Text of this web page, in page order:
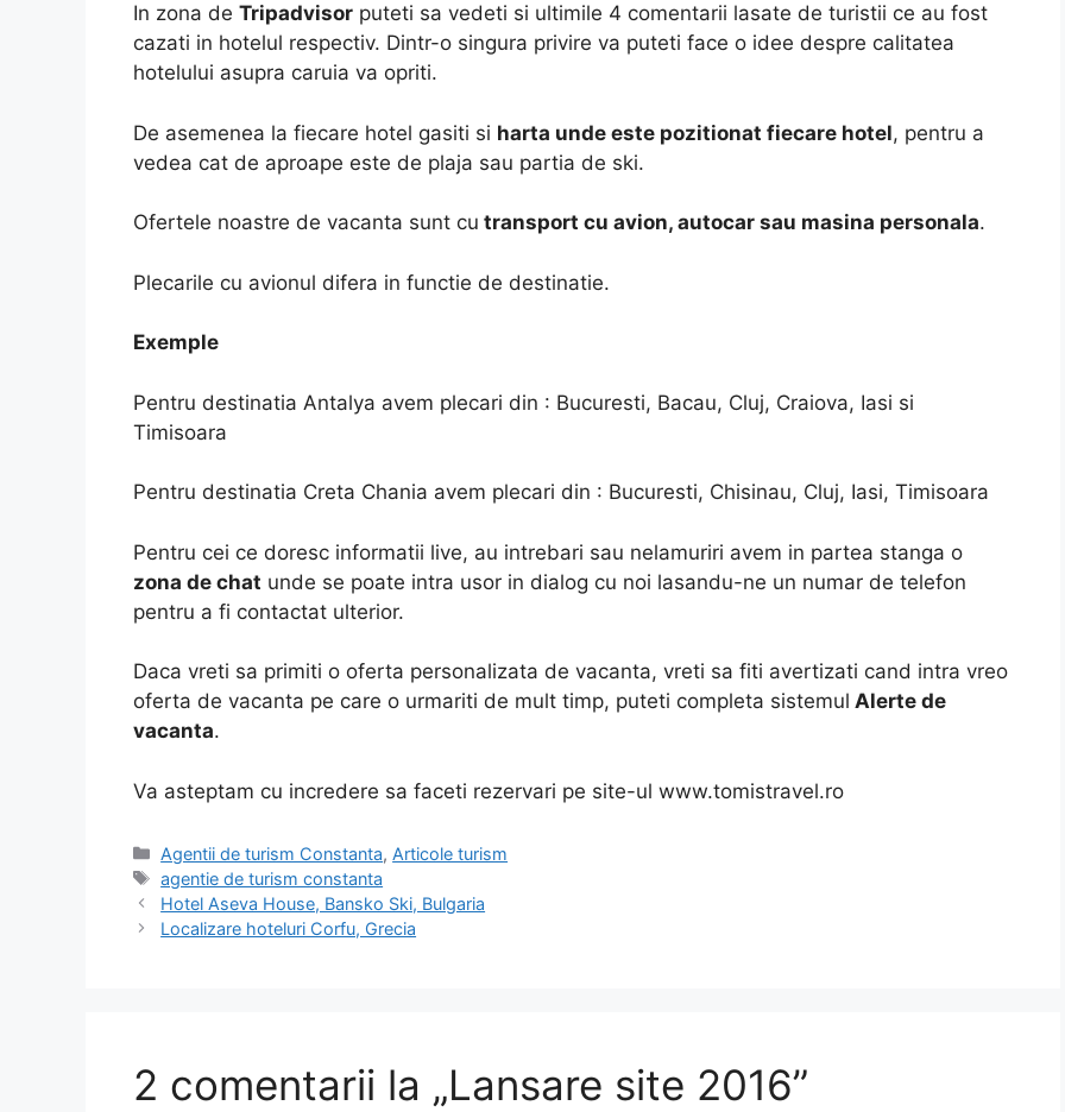
In zona de Tripadvisor puteti sa vedeti si ultimile 4 comentarii lasate de turistii ce au fost
cazati in hotelul respectiv. Dintr-o singura privire va puteti face o idee despre calitatea
hotelului asupra caruia va opriti.
De asemenea la fiecare hotel gasiti si harta unde este pozitionat fiecare hotel, pentru a
vedea cat de aproape este de plaja sau partia de ski.
Ofertele noastre de vacanta sunt cu transport cu avion, autocar sau masina personala.
Plecarile cu avionul difera in functie de destinatie.
Exemple
Pentru destinatia Antalya avem plecari din : Bucuresti, Bacau, Cluj, Craiova, Iasi si
Timisoara
Pentru destinatia Creta Chania avem plecari din : Bucuresti, Chisinau, Cluj, Iasi, Timisoara
Pentru cei ce doresc informatii live, au intrebari sau nelamuriri avem in partea stanga o
zona de chat unde se poate intra usor in dialog cu noi lasandu-ne un numar de telefon
pentru a fi contactat ulterior.
Daca vreti sa primiti o oferta personalizata de vacanta, vreti sa fiti avertizati cand intra vreo
oferta de vacanta pe care o urmariti de mult timp, puteti completa sistemul Alerte de
vacanta.
Va asteptam cu incredere sa faceti rezervari pe site-ul www.tomistravel.ro
Categorii
Agentii de turism Constanta, Articole turism
Etichete
agentie de turism constanta
Hotel Aseva House, Bansko Ski, Bulgaria
Localizare hoteluri Corfu, Grecia
2 comentarii la „Lansare site 2016”